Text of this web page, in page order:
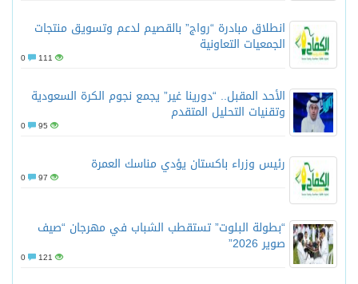
انطلاق مبادرة “رواج” بالقصيم لدعم وتسويق منتجات
الجمعيات التعاونية
111
الأحد المقبل.. “دورينا غير” يجمع نجوم الكرة السعودية
وتقنيات التحليل المتقدم
95
رئيس وزراء باكستان يؤدي مناسك العمرة
97
“بطولة البلوت” تستقطب الشباب في مهرجان “صيف
صوير 2026”
121